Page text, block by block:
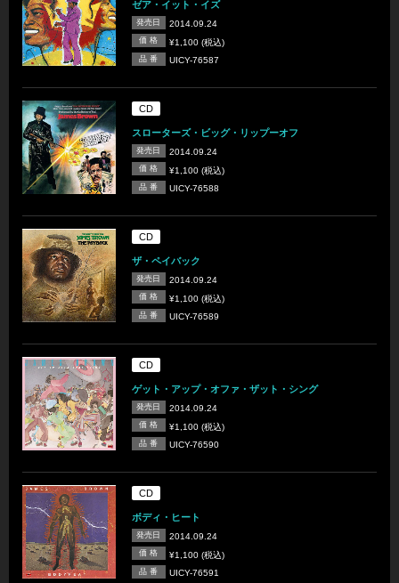
ゼア・イット・イズ
発売日 2014.09.24
価 格 ¥1,100 (税込)
品 番 UICY-76587
CD
スローターズ・ビッグ・リップーオフ
発売日 2014.09.24
価 格 ¥1,100 (税込)
品 番 UICY-76588
CD
ザ・ペイバック
発売日 2014.09.24
価 格 ¥1,100 (税込)
品 番 UICY-76589
CD
ゲット・アップ・オファ・ザット・シング
発売日 2014.09.24
価 格 ¥1,100 (税込)
品 番 UICY-76590
CD
ボディ・ヒート
発売日 2014.09.24
価 格 ¥1,100 (税込)
品 番 UICY-76591